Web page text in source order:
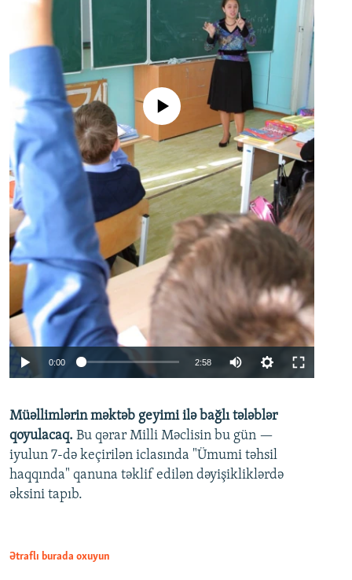
No media source currently available
0:00 2:58
360p
480p
720p
Müəllimlərin məktəb geyimi ilə bağlı tələblər
qoyulacaq. Bu qərar Milli Məclisin bu gün —
iyulun 7-də keçirilən iclasında "Ümumi təhsil
haqqında" qanuna təklif edilən dəyişikliklərdə
əksini tapıb.
Ətraflı burada oxuyun